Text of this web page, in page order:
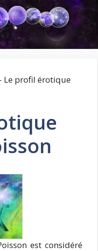
- Le profil érotique
est considéré